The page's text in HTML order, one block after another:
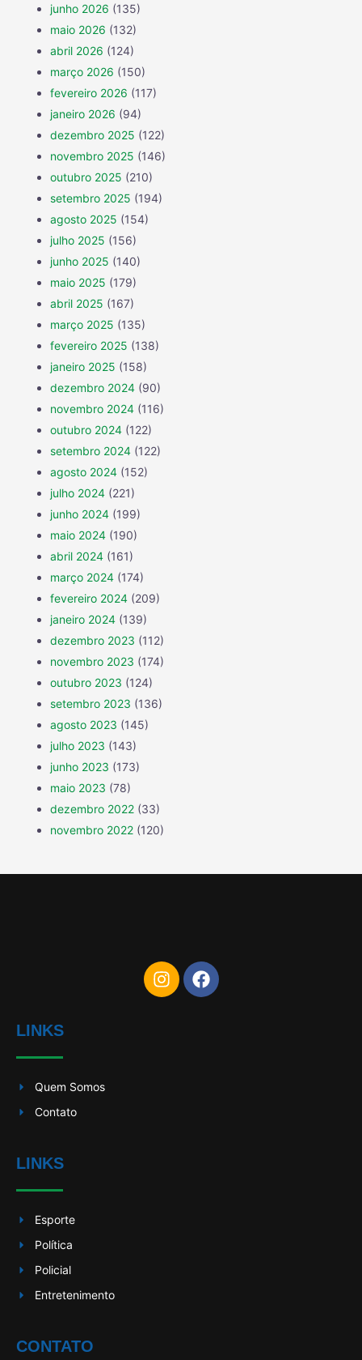
junho 2026 (135)
maio 2026 (132)
abril 2026 (124)
março 2026 (150)
fevereiro 2026 (117)
janeiro 2026 (94)
dezembro 2025 (122)
novembro 2025 (146)
outubro 2025 (210)
setembro 2025 (194)
agosto 2025 (154)
julho 2025 (156)
junho 2025 (140)
maio 2025 (179)
abril 2025 (167)
março 2025 (135)
fevereiro 2025 (138)
janeiro 2025 (158)
dezembro 2024 (90)
novembro 2024 (116)
outubro 2024 (122)
setembro 2024 (122)
agosto 2024 (152)
julho 2024 (221)
junho 2024 (199)
maio 2024 (190)
abril 2024 (161)
março 2024 (174)
fevereiro 2024 (209)
janeiro 2024 (139)
dezembro 2023 (112)
novembro 2023 (174)
outubro 2023 (124)
setembro 2023 (136)
agosto 2023 (145)
julho 2023 (143)
junho 2023 (173)
maio 2023 (78)
dezembro 2022 (33)
novembro 2022 (120)
LINKS
Quem Somos
Contato
LINKS
Esporte
Política
Policial
Entretenimento
CONTATO